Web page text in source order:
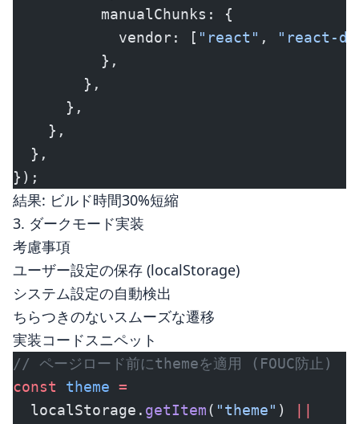
          manualChunks: {
            vendor: [
"react" ,
"react-
          },
        },
      },
    },
  },
});
結果: ビルド時間30%短縮
3. ダークモード実装
考慮事項
ユーザー設定の保存 (localStorage)
システム設定の自動検出
ちらつきのないスムーズな遷移
実装コードスニペット
// ページロード前にthemeを適用 (FOUC防止)
const theme =
  localStorage.
getItem( "theme" )